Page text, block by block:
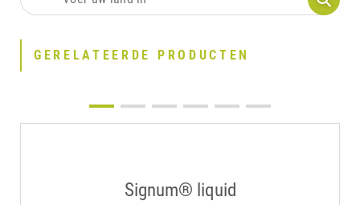
GERELATEERDE PRODUCTEN
Signum® liquid